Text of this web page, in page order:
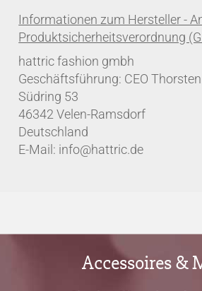
hattric fashion gmbh
Geschäftsführung: CEO
Südring 53
46342 Velen-Ramsdorf
Deutschland
E-Mail: info@hattric.de
Accessoires &